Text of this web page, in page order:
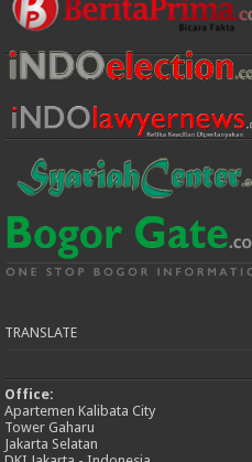
TRANSLATE
Office:
Apartemen Kalibata City
Tower Gaharu
Jakarta Selatan